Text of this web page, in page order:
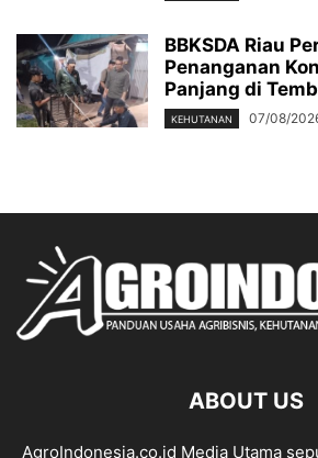
BBKSDA Riau
Penanganan
Panjang di
KEHUTANAN 07/08/
ABOUT US
AgroIndonesia.co.id Media Utama